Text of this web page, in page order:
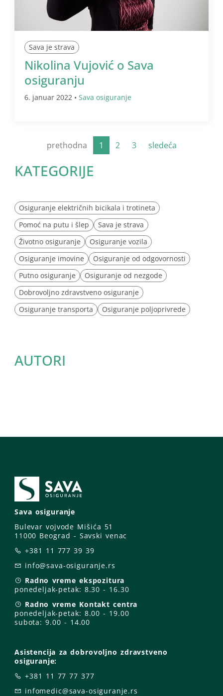
Sava je strava
Nikolina Vujović o Sava
osiguranju
6. januar 2022 • Sava osiguranje
prethodna 1 2 3 sledeća
KATEGORIJE
Osiguranje električnih bicikala i trotineta
Pomoć na putu i šlep
Sava je strava
Životno osiguranje
Osiguranje vozila
Osiguranje imovine
Osiguranje od odgovornosti
Putno osiguranje
Osiguranje od nezgode
Dobrovoljno zdravstveno osiguranje
Osiguranje transporta
Osiguranje poljoprivrede
AUTORI
Sava osiguranje
Bulevar vojvode Mišića 51
11000 Beograd - Savski venac
+381 11 777 39 39
info@sava-osiguranje.rs
Radno vreme ekspozitura
ponedeljak-petak: 8.30 - 16.30
Radno vreme Kontakt centra
ponedeljak-petak: 8.00 - 19.00
subota: 9.00 - 14.00
Asistencija za dobrovoljno zdravstveno
osiguranje:
+381 11 77 77 377
infomedic@sava-osiguranje.rs